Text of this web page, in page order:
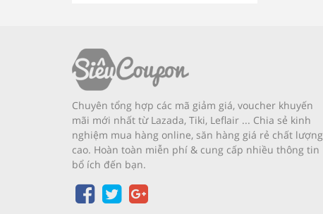
Chuyên tổng hợp các mã giảm giá, voucher khuyến
mãi mới nhất từ Lazada, Tiki, Leflair ... Chia sẻ kinh
nghiệm mua hàng online, săn hàng giá rẻ chất lượng
cao. Hoàn toàn miễn phí & cung cấp nhiều thông tin
bổ ích đến bạn.